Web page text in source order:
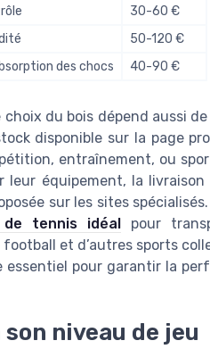
30-60 €
50-120 €
des chocs 40-90 €
du bois dépend aussi
disponible sur la page
entraînement, ou
équipement, la
sur les sites
tennis idéal pour
football et d’autres sports
pour garantir la
niveau de jeu